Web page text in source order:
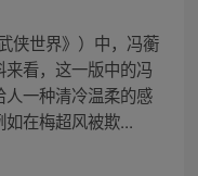
侠世界》）中，冯蘅
看，这一版中的冯
一种清冷温柔的感
在梅超风被欺...